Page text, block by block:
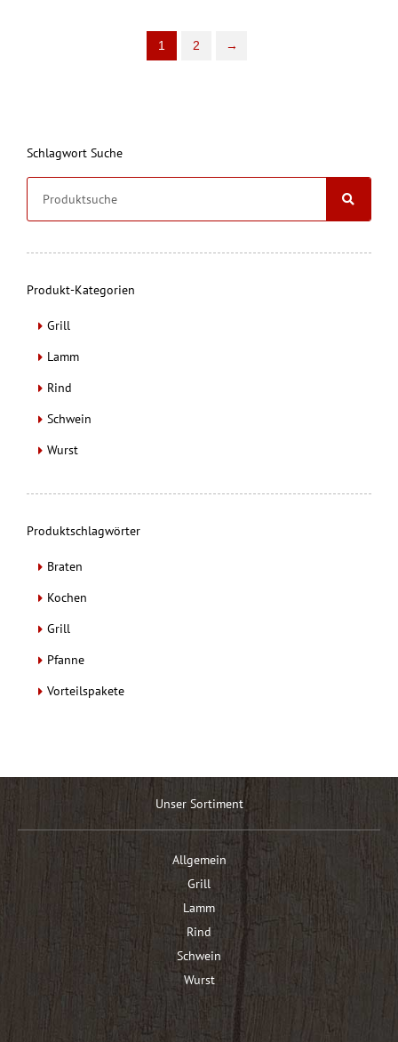
Schlagwort Suche
e
Produkt-Kategorien
Grill
Lamm
Rind
Schwein
Wurst
Produktschlagwörter
Braten
Kochen
Grill
Pfanne
Vorteilspakete
1 2 →
Unser Sortiment
Allgemein
Grill
Lamm
Rind
Schwein
Wurst